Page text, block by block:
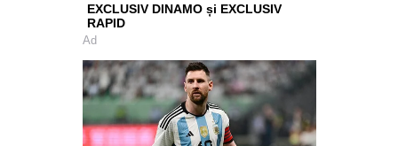
EXCLUSIV DINAMO și EXCLUSIV
RAPID
Ad